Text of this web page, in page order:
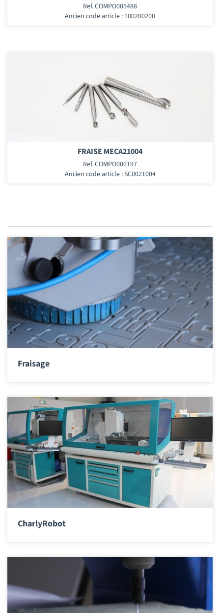
Ref. COMPO005488
Ancien code article : 100200200
FRAISE MECA21004
Ref. COMPO006197
Ancien code article : SC0021004
Fraisage
CharlyRobot